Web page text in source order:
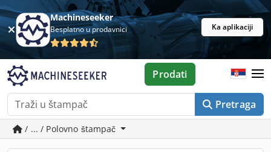
Machineseeker
Besplatno u prodavnici Ka aplikaciji
Pretraga
Prodati
/ ... / Polovno štampač